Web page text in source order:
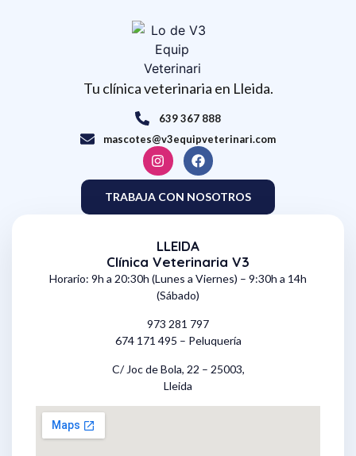
Tu clínica veterinaria en Lleida.
639 367 888
mascotes@v3equipveterinari.com
TRABAJA CON NOSOTROS
LLEIDA
Clínica Veterinaria V3
Horario: 9h a 20:30h (Lunes a Viernes) – 9:30h a 14h
(Sábado)
973 281 797
674 171 495 – Peluquería
C/ Joc de Bola, 22 – 25003,
Lleida